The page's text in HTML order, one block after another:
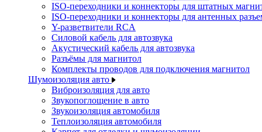
ISO-переходники и коннекторы для штатных
ISO-переходники и коннекторы для антенных
Y-разветвители RCA
Силовой кабель для автозвука
Акустический кабель для автозвука
Разъёмы для магнитол
Комплекты проводов для подключения магнитол
Шумоизоляция авто
Виброизоляция для авто
Звукопоглощение в авто
Звукоизоляция автомобиля
Теплоизоляция автомобиля